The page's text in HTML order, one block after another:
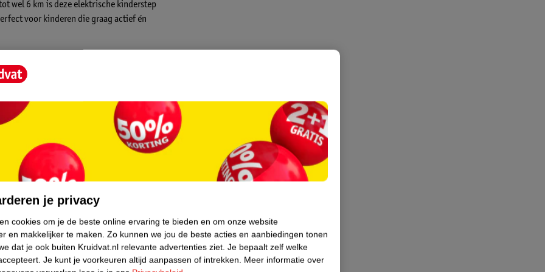
wel 6 km is deze elektrische kinderstep
voor kinderen die graag actief én
voor plezier, maar veilig voor jonge
op elektrische ondersteuning via de
bergen of mee te nemen. Ideaal voor
je privacy
cookies om je de beste online ervaring te bieden en om onze website
en makkelijker te maken. Zo kunnen we jou de beste acties en aanbiedingen tonen
dat je ook buiten Kruidvat.nl relevante advertenties ziet. Je bepaalt zelf welke
Je kunt je voorkeuren altijd aanpassen of intrekken. Meer informatie over